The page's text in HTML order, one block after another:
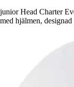
junior Head Charter
med hjälmen,